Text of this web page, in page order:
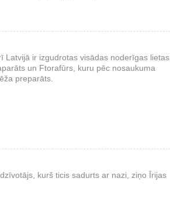
ir izgudrotas visādas noderīgas lietas.
un Ftorafūrs, kuru pēc nosaukuma
preparāts.
kurš ticis sadurts ar nazi, ziņo Īrijas